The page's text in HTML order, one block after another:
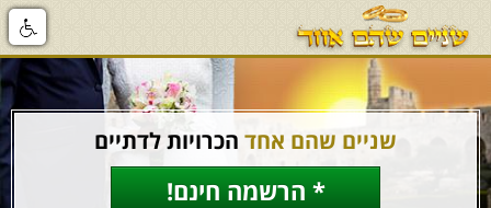
שניים שהם אחד הכרויות לדתיים
* הרשמה חינם!